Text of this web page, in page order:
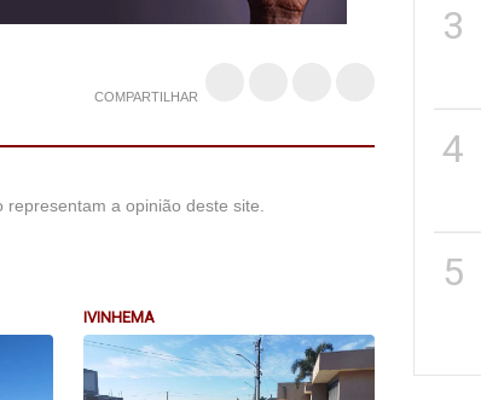
3
4
5
COMPARTILHAR
a opinião deste site.
IVINHEMA